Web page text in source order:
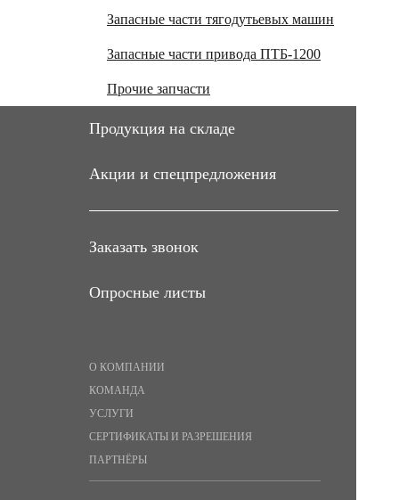
Запасные части тягодутьевых машин
Запасные части привода ПТБ-1200
Прочие запчасти
Продукция на складе
Акции и спецпредложения
Заказать звонок
Опросные листы
О КОМПАНИИ
КОМАНДА
УСЛУГИ
СЕРТИФИКАТЫ И РАЗРЕШЕНИЯ
ПАРТНЁРЫ